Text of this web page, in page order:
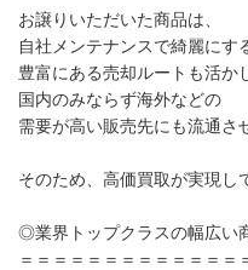
お譲りいただいた商品は、
自社メンテナンスで綺麗にす
豊富にある売却ルートも活か
国内のみならず海外などの
需要が高い販売先にも流通さ
そのため、高価買取が実現し
◎業界トップクラスの幅広い
＝＝＝＝＝＝＝＝＝＝＝＝＝